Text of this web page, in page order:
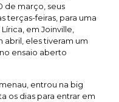
de março, seus
terças-feiras, para uma
em Joinville,
abril, eles tiveram um
ensaio aberto
entrou na big
os dias para entrar em